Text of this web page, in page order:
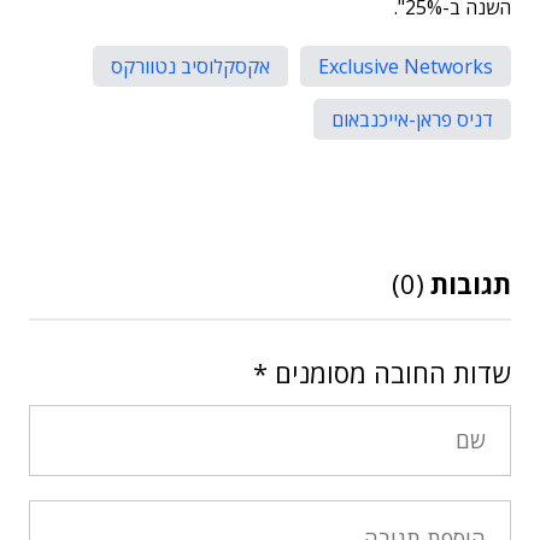
השנה ב-25%".
Exclusive Networks
אקסקלוסיב נטוורקס
דניס פראן-אייכנבאום
תגובות (0)
שדות החובה מסומנים *